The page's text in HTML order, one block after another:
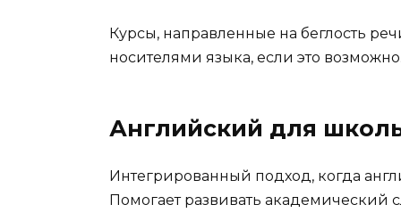
Курсы, направленные на беглость
носителями языка, если это
Английский для
Интегрированный подход, когда
Помогает развивать академический